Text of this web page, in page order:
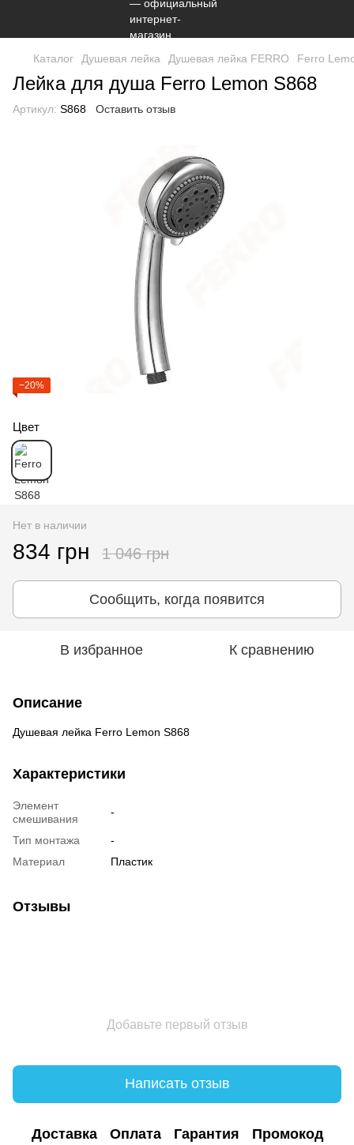
Каталог Душевая лейка Душевая лейка FERRO Ferro
Лейка для душа Ferro Lemon S868
Артикул: S868 Оставить отзыв
−20%
Цвет
Нет в наличии
834 грн 1 046 грн
Сообщить, когда появится
В избранное К сравнению
Описание
Душевая лейка Ferro Lemon S868
Характеристики
Элемент
смешивания
-
Тип монтажа
-
Материал
Пластик
Отзывы
Добавьте первый отзыв
Написать отзыв
Доставка Оплата Гарантия Промокод